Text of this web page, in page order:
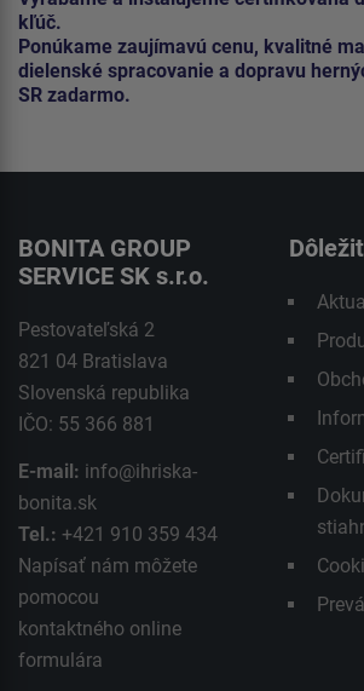
kľúč.
Ponúkame zaujímavú cenu, kvalitné
dielenské spracovanie a dopravu
SR zadarmo.
BONITA GROUP
SERVICE SK s.r.o.
Pestovateľská 2
821 04 Bratislava
Slovenská republika
IČO: 55 366 881
E-mail: info@ihriska-
bonita.sk
Tel.: +421 910 359 434
Napísať nám môžete
pomocou
kontaktného online
formulára